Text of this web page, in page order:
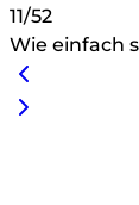
11/52
Wie einfach